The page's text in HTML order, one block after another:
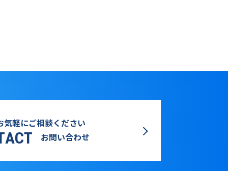
気軽にご相談ください
お問い合わせ